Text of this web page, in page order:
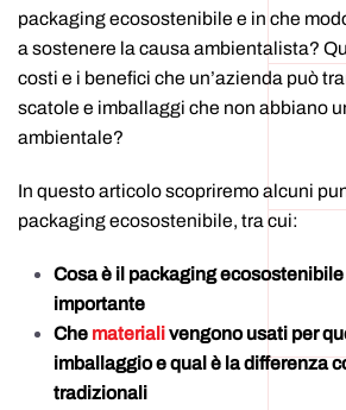
packaging ecosostenibile e in che
a sostenere la causa ambientalista?
costi e i benefici che un’azienda può
scatole e imballaggi che non abbiano
ambientale?
In questo articolo scopriremo alcuni
packaging ecosostenibile, tra cui:
Cosa è il packaging ecosostenibile
importante
Che materialivengono usati per
imballaggio e qual è la differenza
tradizionali